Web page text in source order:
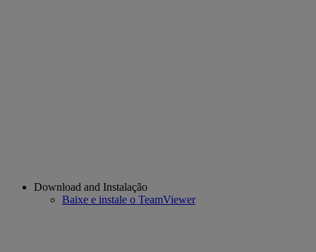
Download and Instalação
Baixe e instale o TeamViewer